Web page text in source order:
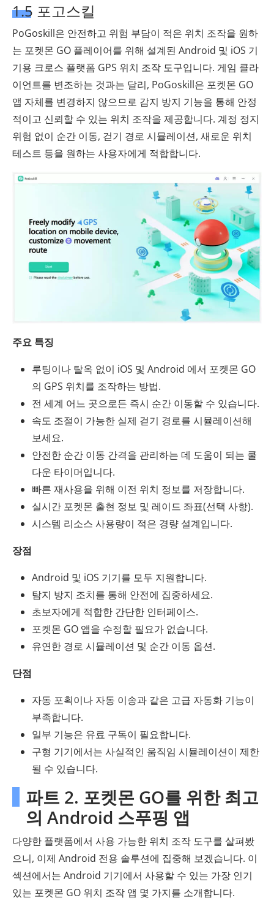
1.5 포고스킬
PoGoskill은 안전하고 위험 부담이 적은 위치 조작을 원하
는 포켓몬 GO 플레이어를 위해 설계된 Android 및 iOS 기
기용 크로스 플랫폼 GPS 위치 조작 도구입니다. 게임 클라
이언트를 변조하는 것과는 달리, PoGoskill은 포켓몬 GO
앱 자체를 변경하지 않으므로 감지 방지 기능을 통해 안정
적이고 신뢰할 수 있는 위치 조작을 제공합니다. 계정 정지
위험 없이 순간 이동, 걷기 경로 시뮬레이션, 새로운 위치
테스트 등을 원하는 사용자에게 적합합니다.
주요 특징
루팅이나 탈옥 없이 iOS 및 Android 에서 포켓몬 GO
의 GPS 위치를 조작하는 방법.
전 세계 어느 곳으로든 즉시 순간 이동할 수 있습니다.
속도 조절이 가능한 실제 걷기 경로를 시뮬레이션해
보세요.
안전한 순간 이동 간격을 관리하는 데 도움이 되는 쿨
다운 타이머입니다.
빠른 재사용을 위해 이전 위치 정보를 저장합니다.
실시간 포켓몬 출현 정보 및 레이드 좌표(선택 사항).
시스템 리소스 사용량이 적은 경량 설계입니다.
장점
Android 및 iOS 기기를 모두 지원합니다.
탐지 방지 조치를 통해 안전에 집중하세요.
초보자에게 적합한 간단한 인터페이스.
포켓몬 GO 앱을 수정할 필요가 없습니다.
유연한 경로 시뮬레이션 및 순간 이동 옵션.
단점
자동 포획이나 자동 이송과 같은 고급 자동화 기능이
부족합니다.
일부 기능은 유료 구독이 필요합니다.
구형 기기에서는 사실적인 움직임 시뮬레이션이 제한
될 수 있습니다.
파트 2. 포켓몬 GO를 위한 최고
의 Android 스푸핑 앱
다양한 플랫폼에서 사용 가능한 위치 조작 도구를 살펴봤
으니, 이제 Android 전용 솔루션에 집중해 보겠습니다. 이
섹션에서는 Android 기기에서 사용할 수 있는 가장 인기
있는 포켓몬 GO 위치 조작 앱 몇 가지를 소개합니다.